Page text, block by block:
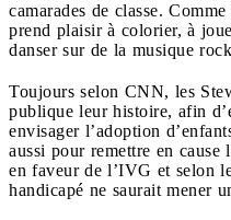
camarades de classe.
prend plaisir à colorier, à
danser sur de la musique
Toujours selon CNN, les
publique leur histoire, afin
envisager l’adoption
aussi pour remettre en cause
en faveur de l’IVG et selon
handicapé ne saurait mener